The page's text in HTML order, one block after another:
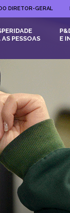
DIRETOR-GERAL
AS PESSOAS
E